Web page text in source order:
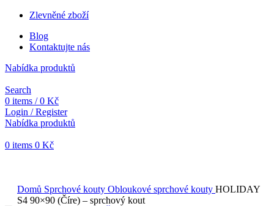
Zlevněné zboží
Blog
Kontaktujte nás
Nabídka produktů
Search
0 items / 0 Kč
Login / Register
Nabídka produktů
0 items 0 Kč
Domů Sprchové kouty Obloukové sprchové kouty HOLIDAY
S4 90×90 (Číre) – sprchový kout